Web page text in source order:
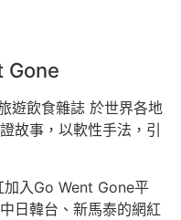
Gone
遊飲食雜誌 於世界各地
故事，以軟性手法，引
入Go Went Gone平
日韓台、新馬泰的網紅